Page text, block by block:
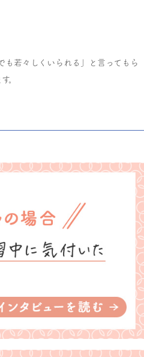
若々しくいられる」と言ってもら
。